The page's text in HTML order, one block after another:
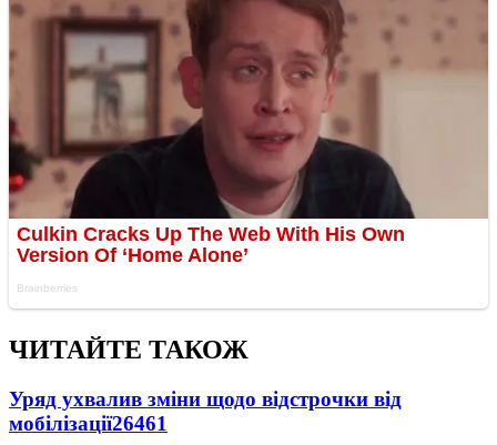
ЧИТАЙТЕ ТАКОЖ
Уряд ухвалив зміни щодо відстрочки від
мобілізації26461